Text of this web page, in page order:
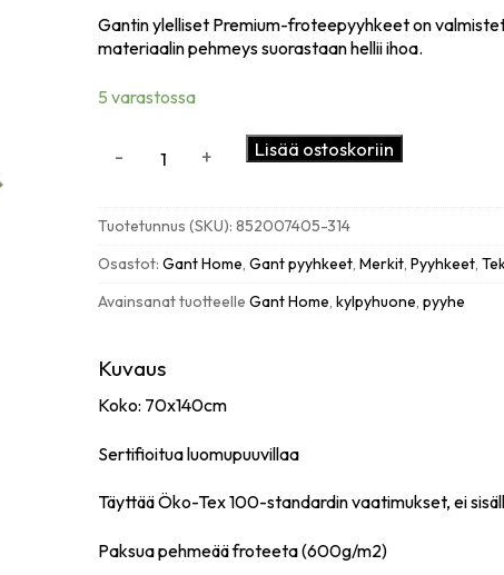
Gantin ylelliset Premium-froteepyyhkeet on
materiaalin pehmeys suorastaan hellii ihoa.
5 varastossa
Premium
agave
green
- + Lisää ostoskoriin
Tuotetunnus (SKU):852007405-314
Osastot:Gant Home,Gant pyyhkeet,Merkit,Pyyhkeet,
Avainsanat tuotteelleGant Home,kylpyhuone,pyyhe
Kuvaus
Koko: 70x140cm
Sertifioitua luomupuuvillaa
Täyttää Öko-Tex 100-standardin vaatimukset, ei
Paksua pehmeää froteeta (600g/m2)